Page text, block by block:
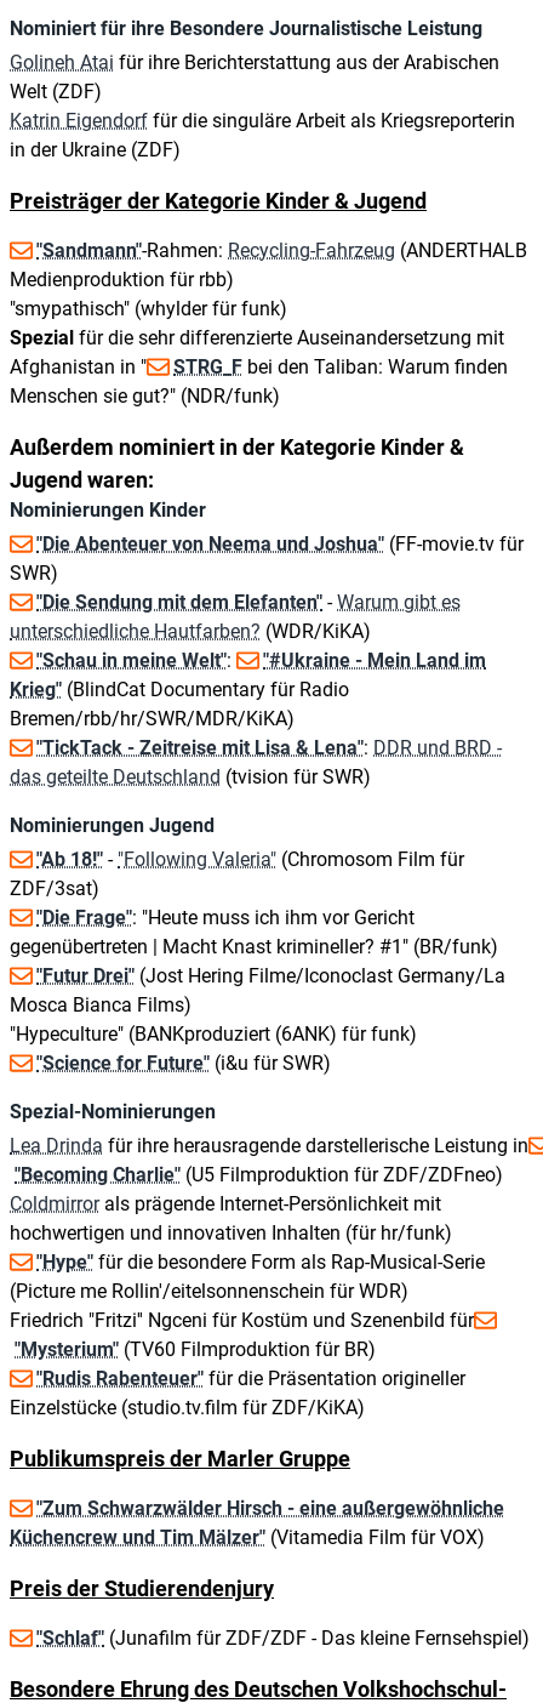
Nominiert für ihre Besondere Journalistische Leistung
Golineh Atai für ihre Berichterstattung aus der Arabischen
Welt (ZDF)
Katrin Eigendorf für die singuläre Arbeit als Kriegsreporterin
in der Ukraine (ZDF)
Preisträger der Kategorie Kinder & Jugend
"Sandmann"-Rahmen: Recycling-Fahrzeug (ANDERTHALB
Medienproduktion für rbb)
"smypathisch" (whylder für funk)
Spezial für die sehr differenzierte Auseinandersetzung mit
Afghanistan in "
STRG_F bei den Taliban: Warum finden
Menschen sie gut?" (NDR/funk)
Außerdem nominiert in der Kategorie Kinder &
Jugend waren:
Nominierungen Kinder
"Die Abenteuer von Neema und Joshua" (FF-movie.tv für
SWR)
"Die Sendung mit dem Elefanten" -Warum gibt es
unterschiedliche Hautfarben? (WDR/KiKA)
"Schau in meine Welt":
"#Ukraine - Mein Land im
Krieg" (BlindCat Documentary für Radio
Bremen/rbb/hr/SWR/MDR/KiKA)
"TickTack - Zeitreise mit Lisa & Lena": DDR und BRD -
das geteilte Deutschland (tvision für SWR)
Nominierungen Jugend
"Ab 18!" - "Following Valeria" (Chromosom Film für
ZDF/3sat)
"Die Frage": "Heute muss ich ihm vor Gericht
gegenübertreten | Macht Knast krimineller? #1" (BR/funk)
"Futur Drei" (Jost Hering Filme/Iconoclast Germany/La
Mosca Bianca Films)
"Hypeculture" (BANKproduziert (6ANK) für funk)
"Science for Future" (i&u für SWR)
Spezial-Nominierungen
Lea Drinda für ihre herausragende darstellerische Leistung in
"Becoming Charlie" (U5 Filmproduktion für ZDF/ZDFneo)
Coldmirrorals prägende Internet-Persönlichkeit mit
hochwertigen und innovativen Inhalten (für hr/funk)
"Hype" für die besondere Form als Rap-Musical-Serie
(Picture me Rollin'/eitelsonnenschein für WDR)
Friedrich "Fritzi'' Ngceni für Kostüm und Szenenbild für
"Mysterium" (TV60 Filmproduktion für BR)
"Rudis Rabenteuer" für die Präsentation origineller
Einzelstücke (studio.tv.film für ZDF/KiKA)
Publikumspreis der Marler Gruppe
"Zum Schwarzwälder Hirsch - eine außergewöhnliche
Küchencrew und Tim Mälzer" (Vitamedia Film für VOX)
Preis der Studierendenjury
"Schlaf" (Junafilm für ZDF/ZDF - Das kleine Fernsehspiel)
Besondere Ehrung des Deutschen Volkshochschul-